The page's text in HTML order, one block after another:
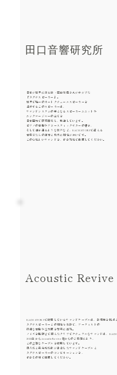
田口音響研究所
日本が世界に誇る故・田口和典さんが手がけた
「タグチスピーカー」。
世界で唯一のオートクチュールスピーカーを
追求するこのスピーカーは、
サウンドシステムの要となるスピーカーユニットや
エンクロージャーの全てを
日本国内で研究開発し、製造しています。
ピアノの音色やアコースティックギターの響き、
そして透き通るような歌声など、EACH STORYで迎える
音楽家たちの演奏と非常に相性が良いです。
この心地よいサウンドを、ぜひ現地で体感してください。
Acoustic Revive
EACH STORYで使用しているサウンドケーブルは、群馬県を拠
タグチスピーカーとの相性も抜群で、アーティストの
繊細な音色や空気感を忠実に再現。
ノイズを極限まで抑えたクリアでナチュラルなサウンドは、
2023年からAcoustic Revive社からのご協賛により、
この上質なケーブルを使用しています。
職人技と最先端技術が融合したサウンドケーブルと
タグチスピーカーのコンビネーションを、
ぜひその場で体感してください。